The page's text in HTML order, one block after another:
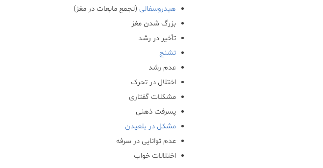
هیدروسفالی (تجمع مایعات در مغز)
بزرگ شدن مغز
تأخیر در رشد
تشنج
عدم رشد
اختلال در تحرک
مشکلات گفتاری
پسرفت ذهنی
مشکل در بلعیدن
عدم توانایی در سرفه
اختلالات خواب